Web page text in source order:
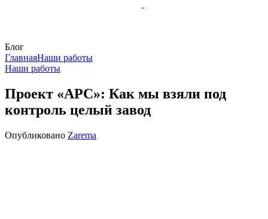
Блог
ГлавнаяНаши работы
Наши работы
Проект «АРС»: Как мы взяли под
контроль целый завод
Опубликовано Zarema